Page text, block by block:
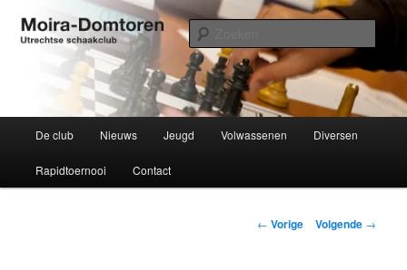
naar
Moira-Domtoren
Utrechtse schaakclub opgericht 1934
De club Nieuws Jeugd Volwassenen Diversen
Rapidtoernooi Contact
Bericht
← Vorige Volgende →